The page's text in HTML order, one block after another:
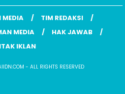
MEDIA
TIM REDAKSI
MEDIA
HAK JAWAB
IKLAN
- ALL RIGHTS RESERVED